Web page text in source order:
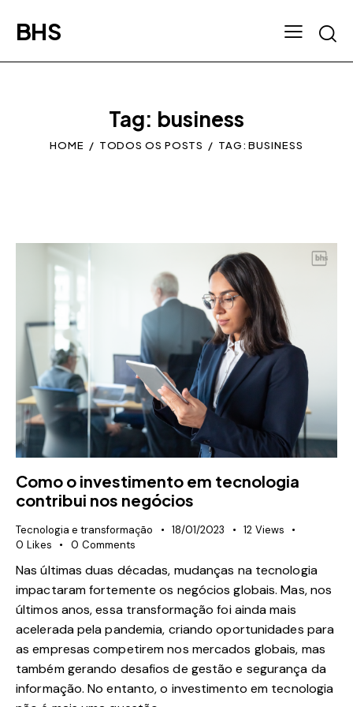
BHS
Tag: business
HOME TODOS OS POSTS TAG: BUSINESS
Como o investimento em tecnologia
contribui nos negócios
Tecnologia e transformação 18/01/2023 12 Views
0 Likes 0 Comments
Nas últimas duas décadas, mudanças na tecnologia
impactaram fortemente os negócios globais. Mas, nos
últimos anos, essa transformação foi ainda mais
acelerada pela pandemia, criando oportunidades para
as empresas competirem nos mercados globais, mas
também gerando desafios de gestão e segurança da
informação. No entanto, o investimento em tecnologia